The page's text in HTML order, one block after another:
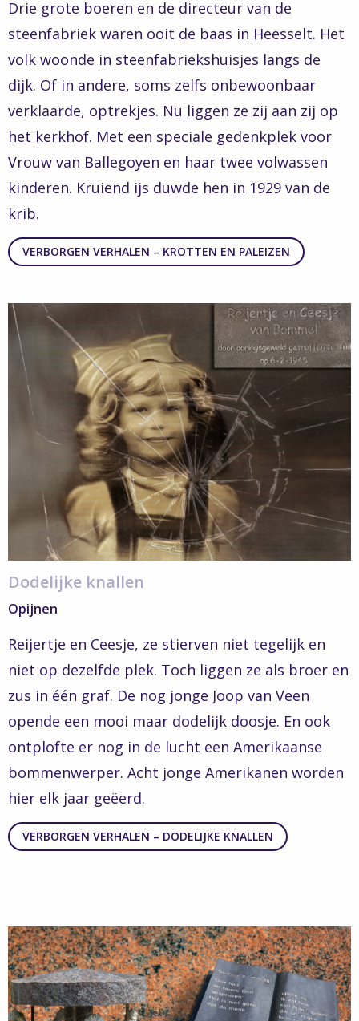
Drie grote boeren en de directeur van de
steenfabriek waren ooit de baas in Heesselt. Het
volk woonde in steenfabriekshuisjes langs de
dijk. Of in andere, soms zelfs onbewoonbaar
verklaarde, optrekjes. Nu liggen ze zij aan zij op
het kerkhof. Met een speciale gedenkplek voor
Vrouw van Ballegoyen en haar twee volwassen
kinderen. Kruiend ijs duwde hen in 1929 van de
krib.
VERBORGEN VERHALEN – KROTTEN EN PALEIZEN
Dodelijke knallen
Opijnen
Reijertje en Ceesje, ze stierven niet tegelijk en
niet op dezelfde plek. Toch liggen ze als broer en
zus in één graf. De nog jonge Joop van Veen
opende een mooi maar dodelijk doosje. En ook
ontplofte er nog in de lucht een Amerikaanse
bommenwerper. Acht jonge Amerikanen worden
hier elk jaar geëerd.
VERBORGEN VERHALEN – DODELIJKE KNALLEN
Read
more
about
Verborgen
Verhalen
Dodelijke
knallen
Read
more
about
Verborgen
Verhalen